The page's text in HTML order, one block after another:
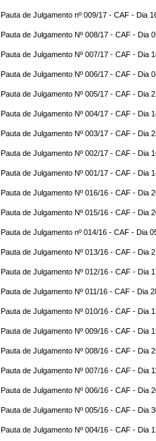
Pauta de Julgamento nº 009/17 - CAF - Dia
Pauta de Julgamento Nº 008/17 - CAF - Dia
Pauta de Julgamento Nº 007/17 - CAF - Dia
Pauta de Julgamento Nº 006/17 - CAF - Dia
Pauta de Julgamento Nº 005/17 - CAF - Dia
Pauta de Julgamento Nº 004/17 - CAF - Dia
Pauta de Julgamento Nº 003/17 - CAF - Dia
Pauta de Julgamento Nº 002/17 - CAF - Dia
Pauta de Julgamento Nº 001/17 - CAF - Dia
Pauta de Julgamento Nº 016/16 - CAF - Dia
Pauta de Julgamento Nº 015/16 - CAF - Dia
Pauta de Julgamento nº 014/16 - CAF - Dia
Pauta de Julgamento Nº 013/16 - CAF - Dia
Pauta de Julgamento Nº 012/16 - CAF - Dia
Pauta de Julgamento Nº 011/16 - CAF - Dia
Pauta de Julgamento Nº 010/16 - CAF - Dia
Pauta de Julgamento Nº 009/16 - CAF - Dia
Pauta de Julgamento Nº 008/16 - CAF - Dia
Pauta de Julgamento Nº 007/16 - CAF - Dia
Pauta de Julgamento Nº 006/16 - CAF - Dia
Pauta de Julgamento Nº 005/16 - CAF - Dia
Pauta de Julgamento Nº 004/16 - CAF - Dia